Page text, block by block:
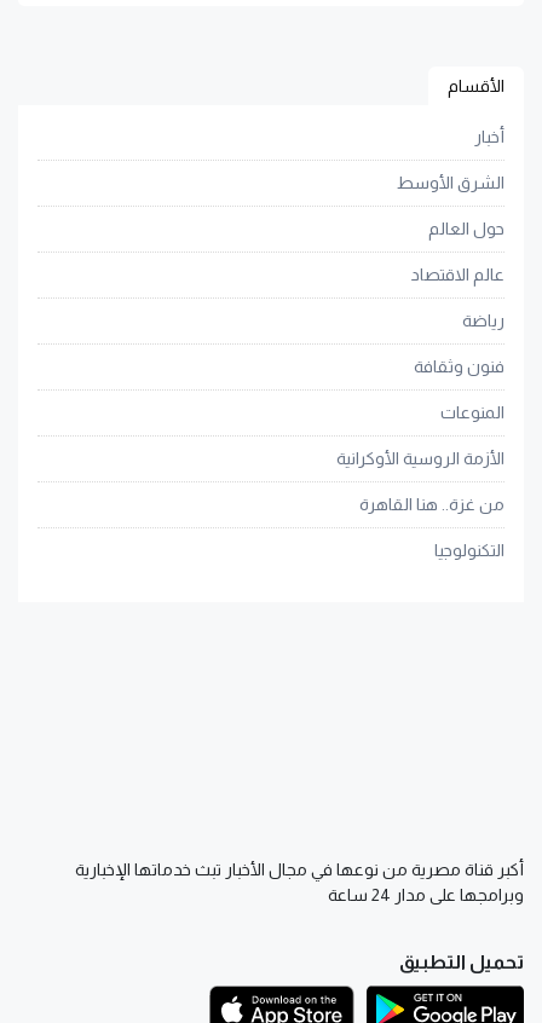
الأقسام
أخبار
الشرق الأوسط
حول العالم
عالم الاقتصاد
رياضة
فنون وثقافة
المنوعات
الأزمة الروسية الأوكرانية
من غزة.. هنا القاهرة
التكنولوجيا
أكبر قناة مصرية من نوعها في مجال الأخبار تبث خدماتها الإخبارية
وبرامجها على مدار 24 ساعة
تحميل التطبيق